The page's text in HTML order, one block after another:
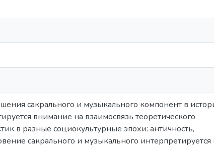
сакрального и музыкального компонент в
внимание на взаимосвязь теоретического
в разные социокультурные эпохи: античность,
сакрального и музыкального интерпретируется